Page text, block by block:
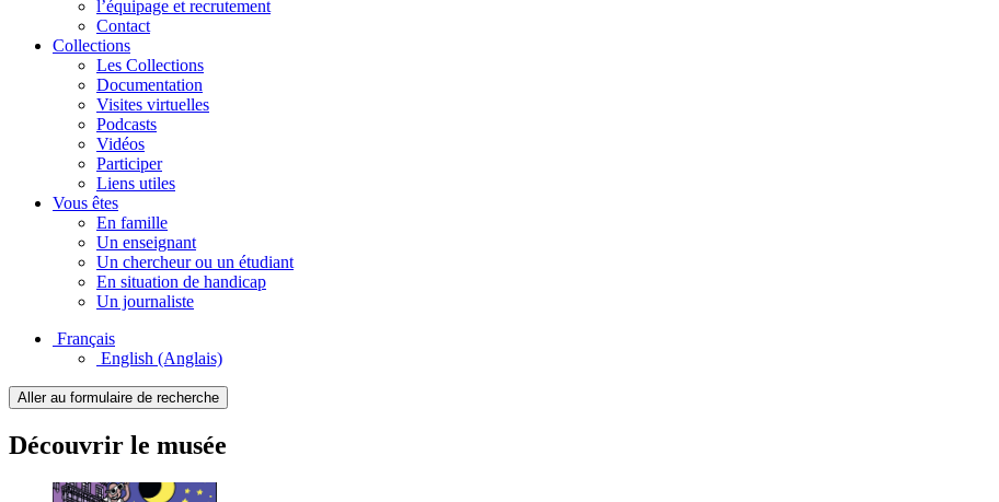
l’équipage et recrutement
Contact
Collections
Les Collections
Documentation
Visites virtuelles
Podcasts
Vidéos
Participer
Liens utiles
Vous êtes
En famille
Un enseignant
Un chercheur ou un étudiant
En situation de handicap
Un journaliste
Français
English (Anglais)
Aller au formulaire de recherche
Découvrir le musée